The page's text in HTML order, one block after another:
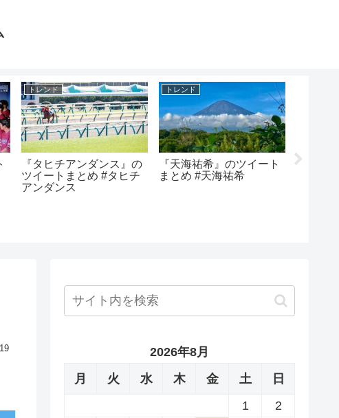
トレンド
『タヒチアンダンス』の
ツイートまとめ #タヒチ
アンダンス
トレンド
『天海祐希』のツイート
まとめ #天海祐希
『楽天
2026年8月
月
火 水 木 金 土
日
1
2